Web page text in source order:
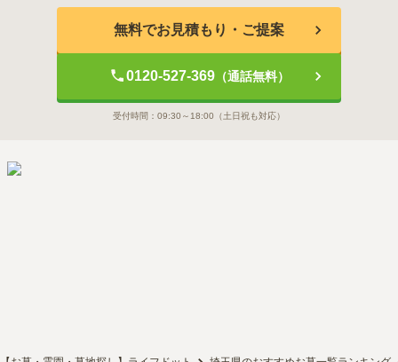
無料でお見積もり・ご提案
0120-527-369（通話無料）
受付時間： 09:30～18:00 （土日祝も対応）